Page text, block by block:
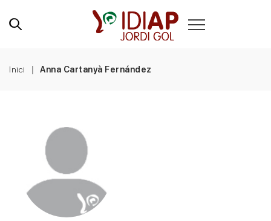
Inici Anna Cartanyà Fernández